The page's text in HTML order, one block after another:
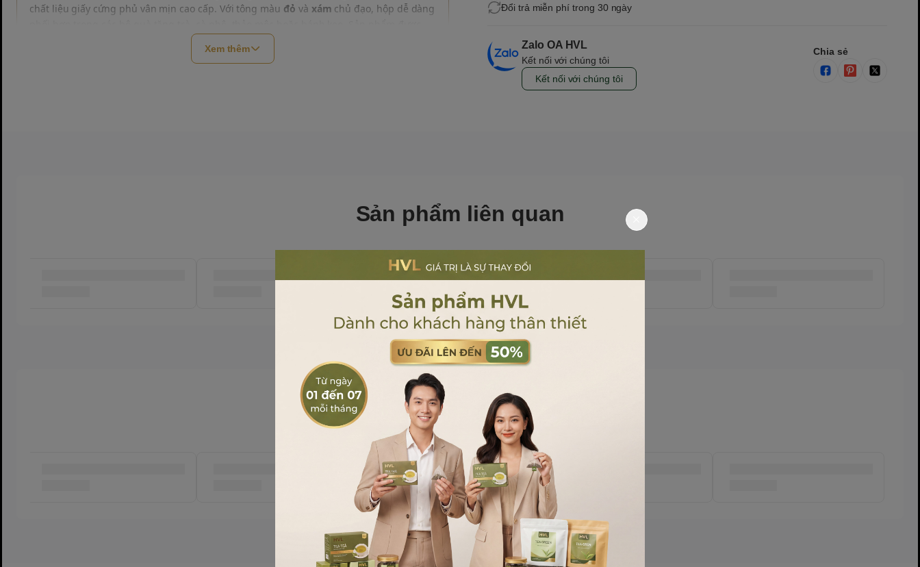
Đổi trả miễn phí trong 30 ngày
Zalo OA HVL
Kết nối với chúng tôi
Kết nối với chúng tôi
Chia sẻ
chất liệu giấy cứng phủ vân mịn cao cấp. Với tông màu đỏ và xám chủ đạo, hộp dễ dàng
thiết kế vuông vức, nắp đậy khít giúp bảo vệ trà bên trong và tạo cảm giác sang trọng
Đựng trà, cà phê, bánh kẹo, quà biếu nhỏ
In lụa, ép nhũ, dán tem thương hiệu
Bề mặt giấy vân mịn cao cấp, tạo cảm giác sang trọng khi cầm tay.
Phù hợp làm quà biếu Tết, hội nghị, quà tặng đối tác và khách hàng.
Kích thước có thể chênh lệch nhẹ do đo thủ công. HVL TEA nhận sản xuất
Xem thêm
Sản phẩm liên quan
Sản phẩm cùng phân khúc